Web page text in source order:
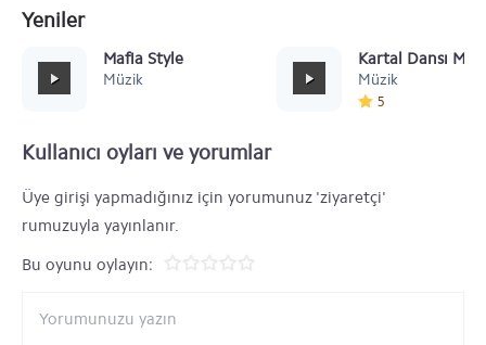
Yeniler
Mafia Style
Müzik
Kartal Dansı
Müzik
5
Kullanıcı oyları ve yorumlar
Üye girişi yapmadığınız için yorumunuz 'ziyaretçi'
rumuzuyla yayınlanır.
Bu oyunu oylayın: